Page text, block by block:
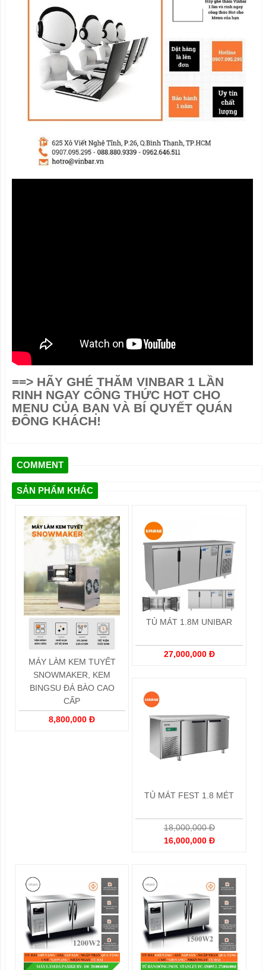
==> HÃY GHÉ THĂM VINBAR 1 LẦN
RINH NGAY CÔNG THỨC HOT CHO
MENU CỦA BẠN VÀ BÍ QUYẾT QUÁN
ĐÔNG KHÁCH!
COMMENT
SẢN PHẨM KHÁC
MÁY LÀM KEM TUYẾT
SNOWMAKER, KEM
BINGSU ĐÁ BÀO CAO
CẤP
8,800,000 Đ
TỦ MÁT 1.8M UNIBAR
27,000,000 Đ
TỦ MÁT FEST 1.8 MÉT
18,000,000 Đ
16,000,000 Đ